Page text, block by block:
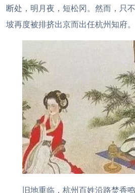
断处，明月夜，短松冈。然而，只
坡再度被排挤出京而出任杭州知府。
旧地重临，杭州百姓沿路焚香